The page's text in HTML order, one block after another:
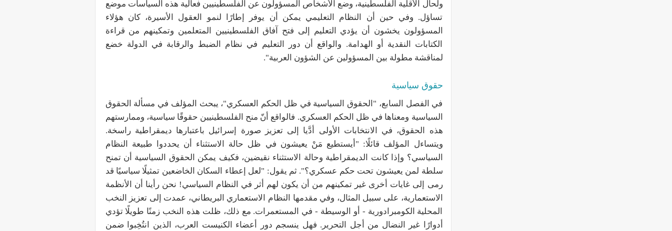
ولحال الأقلية الفلسطينية، وضع الأشخاص المسؤولون عن الفلسطينيين فعالية هذه السياسات موضع
تساؤل. وفي حين أن النظام التعليمي يمكن أن يوفر إطارًا لنمو العقول الأسيرة، كان هؤلاء
المسؤولون يخشون أن يؤدي التعليم إلى فتح آفاق الفلسطينيين المتعلمين وتمكينهم من قراءة
الكتابات النقدية أو الهدامة. والواقع أن دور التعليم في نظام الضبط والرقابة في الدولة خضع
لمناقشة مطولة بين المسؤولين عن الشؤون العربية".
حقوق سياسية
في الفصل السابع، "الحقوق السياسية في ظل الحكم العسكري"، يبحث المؤلف في مسألة الحقوق
السياسية ومعناها في ظل الحكم العسكري. فالواقع أنّ منح الفلسطينيين حقوقًا سياسية، وممارستهم
هذه الحقوق، في الانتخابات الأولى أدَّيا إلى تعزيز صورة إسرائيل باعتبارها ديمقراطية راسخة.
ويتساءل المؤلف قائلًا: "أيستطيع مَنْ يعيشون في ظل حالة الاستثناء أن يحددوا طبيعة النظام
السياسي؟ وإذا كانت الديمقراطية وحالة الاستثناء نقيضين، فكيف يمكن الحقوق السياسية أن تمنح
سلطة لمن يعيشون تحت حكم عسكري؟". ثم يقول: "لعل إعطاء السكان الخاضعين تمثيلًا سياسيًا قد
رمى إلى غايات أخرى غير تمكينهم من أن يكون لهم أثر في النظام السياسي! نحن رأينا أن الأنظمة
الاستعمارية، على سبيل المثال، وفي مقدمها النظام الاستعماري البريطاني، عمدت إلى تعزيز النخب
المحلية الكومبرادورية - أو الوسيطة - في المستعمرات. مع ذلك، ظلت هذه النخب زمنًا طويلًا تؤدي
أدوارًا غير النضال من أجل التحرير. فهل ينسجم دور أعضاء الكنيست العرب، الذين انتُخِبوا ضمن